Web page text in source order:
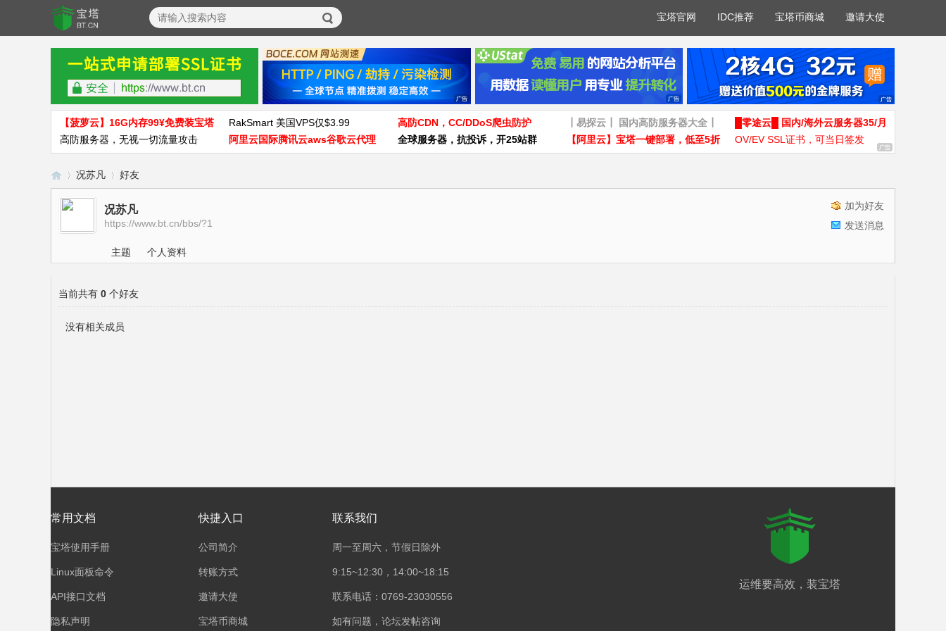
宝塔官网 IDC推荐 宝塔币商城 邀请大使
【菠萝云】16G内存99¥免费装宝塔 RakSmart 美国VPS仅$3.99 高防CDN，CC/DDoS爬虫防护 ┃易探云┃ 国内高防服务器大全┃
█零途云█ 国内/海外云服务器35/月
高防服务器，无视一切流量攻击
阿里云国际腾讯云aws谷歌云代理 全球服务器，抗投诉，开25站群 【阿里云】宝塔一键部署，低至5折 OV/EV SSL证书，可当日签发
宝
面
›
况苏凡 好友
加为好友
发送消息
况苏凡
https://www.bt.cn/bbs/?1
主题 个人资料
当前共有 0 个好友
没有相关成员
常用文档
宝塔使用手册
Linux面板命令
API接口文档
隐私声明
快捷入口
公司简介
转账方式
邀请大使
宝塔币商城
联系我们
周一至周六，节假日除外
9:15~12:30，14:00~18:15
联系电话：0769-23030556
如有问题，论坛发帖咨询
运维要高效，装宝塔